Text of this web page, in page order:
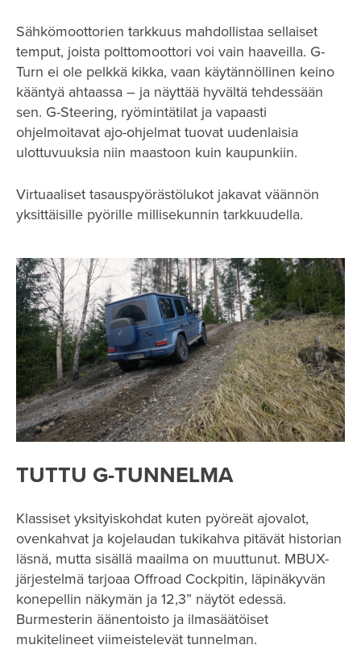
Sähkömoottorien tarkkuus mahdollistaa sellaiset
temput, joista polttomoottori voi vain haaveilla. G-
Turn ei ole pelkkä kikka, vaan käytännöllinen keino
kääntyä ahtaassa – ja näyttää hyvältä tehdessään
sen. G-Steering, ryömintätilat ja vapaasti
ohjelmoitavat ajo-ohjelmat tuovat uudenlaisia
ulottuvuuksia niin maastoon kuin kaupunkiin.
Virtuaaliset tasauspyörästölukot jakavat väännön
yksittäisille pyörille millisekunnin tarkkuudella.
TUTTU G-TUNNELMA
Klassiset yksityiskohdat kuten pyöreät ajovalot,
ovenkahvat ja kojelaudan tukikahva pitävät historian
läsnä, mutta sisällä maailma on muuttunut. MBUX-
järjestelmä tarjoaa Offroad Cockpitin, läpinäkyvän
konepellin näkymän ja 12,3” näytöt edessä.
Burmesterin äänentoisto ja ilmasäätöiset
mukitelineet viimeistelevät tunnelman.